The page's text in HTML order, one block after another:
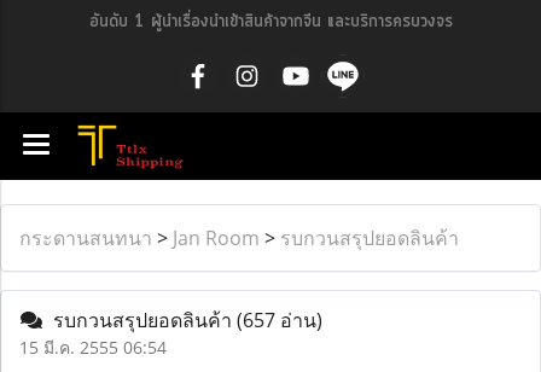
อันดับ 1 ผู้นำเรื่องนำเข้าสินค้าจากจีน และบริการครบวงจร
กระดานสนทนา > Jan Room > รบกวนสรุปยอดลินค้า
รบกวนสรุปยอดลินค้า (657 อ่าน)
15 มี.ค. 2555 06:54